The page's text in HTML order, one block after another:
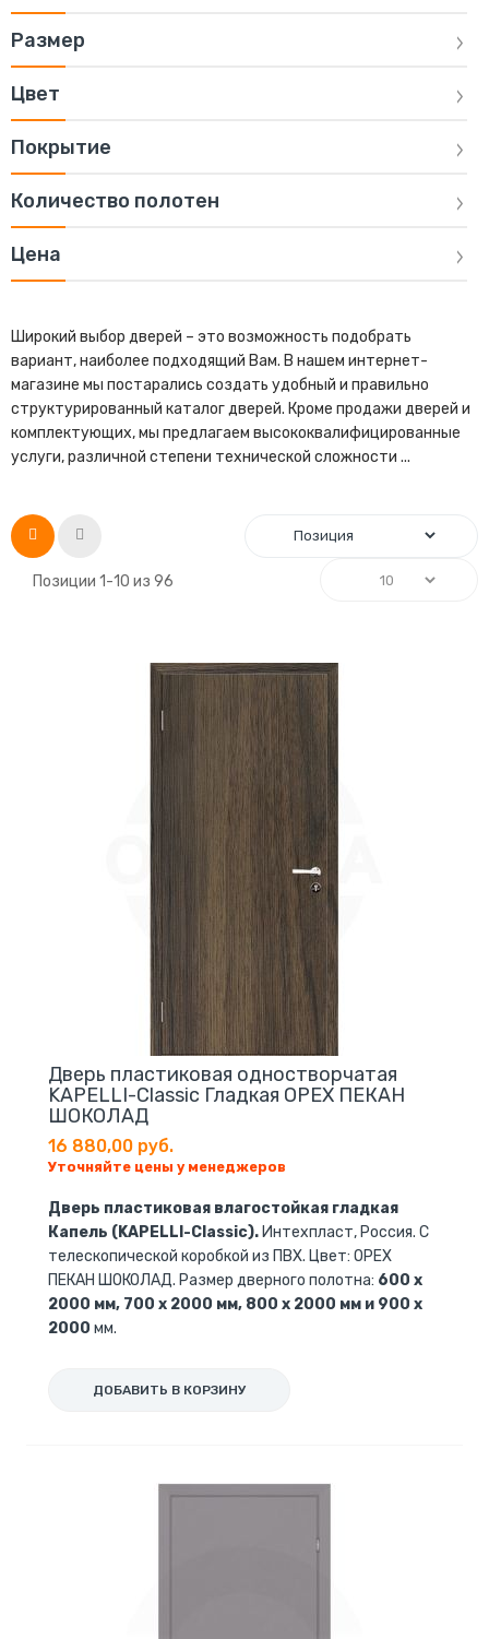
Размер
Цвет
Покрытие
Количество полотен
Цена
Широкий выбор дверей – это возможность подобрать
вариант, наиболее подходящий Вам. В нашем интернет-
магазине мы постарались создать удобный и правильно
структурированный каталог дверей. Кроме продажи дверей и
комплектующих, мы предлагаем высококвалифицированные
услуги, различной степени технической сложности ...
Список
Позиции 1-10 из 96
Дверь пластиковая одностворчатая
KAPELLI-Classic Гладкая ОРЕХ ПЕКАН
ШОКОЛАД
16 880,00 руб.
Уточняйте цены у менеджеров
Дверь пластиковая влагостойкая гладкая
Капель (KAPELLI-Classic). Интехпласт, Россия. С
телескопической коробкой из ПВХ. Цвет: ОРЕХ
ПЕКАН ШОКОЛАД. Размер дверного полотна: 600 x
2000 мм, 700 x 2000 мм, 800 x 2000 мм и 900 x
2000 мм.
ДОБАВИТЬ В КОРЗИНУ